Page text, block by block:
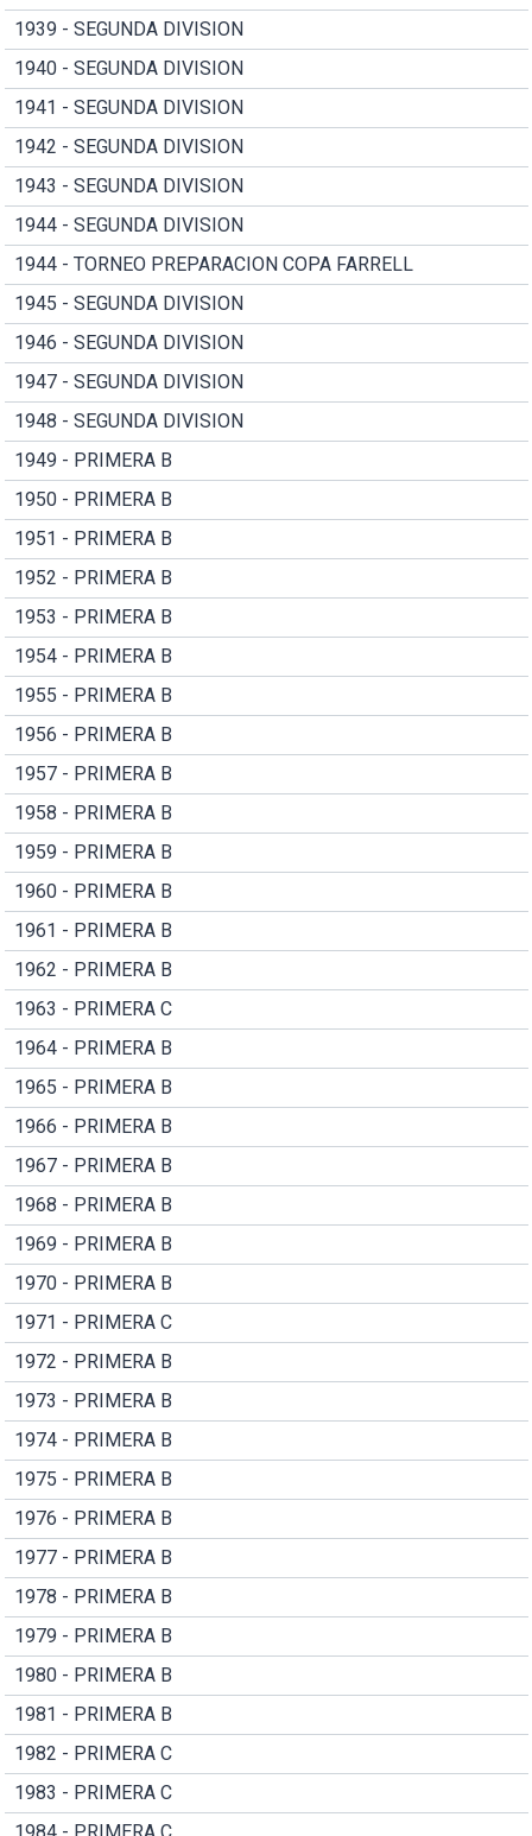
1939 - SEGUNDA DIVISION
1940 - SEGUNDA DIVISION
1941 - SEGUNDA DIVISION
1942 - SEGUNDA DIVISION
1943 - SEGUNDA DIVISION
1944 - SEGUNDA DIVISION
1944 - TORNEO PREPARACION COPA FARRELL
1945 - SEGUNDA DIVISION
1946 - SEGUNDA DIVISION
1947 - SEGUNDA DIVISION
1948 - SEGUNDA DIVISION
1949 - PRIMERA B
1950 - PRIMERA B
1951 - PRIMERA B
1952 - PRIMERA B
1953 - PRIMERA B
1954 - PRIMERA B
1955 - PRIMERA B
1956 - PRIMERA B
1957 - PRIMERA B
1958 - PRIMERA B
1959 - PRIMERA B
1960 - PRIMERA B
1961 - PRIMERA B
1962 - PRIMERA B
1963 - PRIMERA C
1964 - PRIMERA B
1965 - PRIMERA B
1966 - PRIMERA B
1967 - PRIMERA B
1968 - PRIMERA B
1969 - PRIMERA B
1970 - PRIMERA B
1971 - PRIMERA C
1972 - PRIMERA B
1973 - PRIMERA B
1974 - PRIMERA B
1975 - PRIMERA B
1976 - PRIMERA B
1977 - PRIMERA B
1978 - PRIMERA B
1979 - PRIMERA B
1980 - PRIMERA B
1981 - PRIMERA B
1982 - PRIMERA C
1983 - PRIMERA C